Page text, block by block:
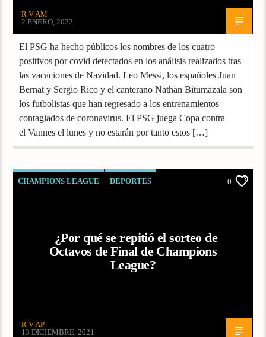
R V AM
2 ENERO, 2022
El PSG ha hecho públicos los nombres de los cuatro
positivos por covid detectados en los análisis realizados tras
las vacaciones de Navidad. Leo Messi, los españoles Juan
Bernat y Sergio Rico y el canterano Nathan Bitumazala son
los futbolistas que han regresado a los entrenamientos
contagiados de coronavirus. El PSG juega Copa contra
el Vannes el lunes y no estarán por tanto estos […]
CHAMPIONS LEAGUE DEPORTES 0
¿Por qué se repitió el sorteo de
Octavos de Final de Champions
League?
R V AP
13 DICIEMBRE, 2021